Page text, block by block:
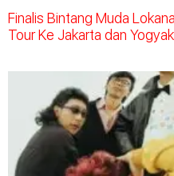
Finalis Bintang Muda
Tour Ke Jakarta dan